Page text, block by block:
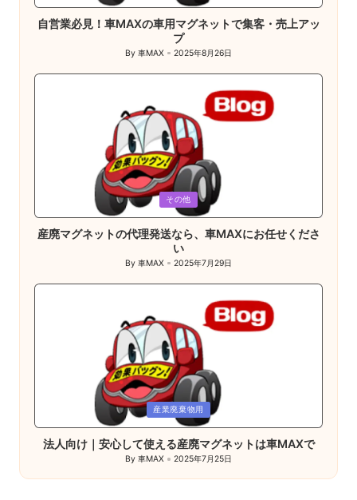
in
自営業必見！車MAXの車用マグネットで集客・売上アッ
プ
Posted
By 車MAX 2025年8月26日
in
その他
産廃マグネットの代理発送なら、車MAXにお任せくださ
い
Posted
By 車MAX 2025年7月29日
in
産業廃棄物用
法人向け｜安心して使える産廃マグネットは車MAXで
Posted
By 車MAX 2025年7月25日